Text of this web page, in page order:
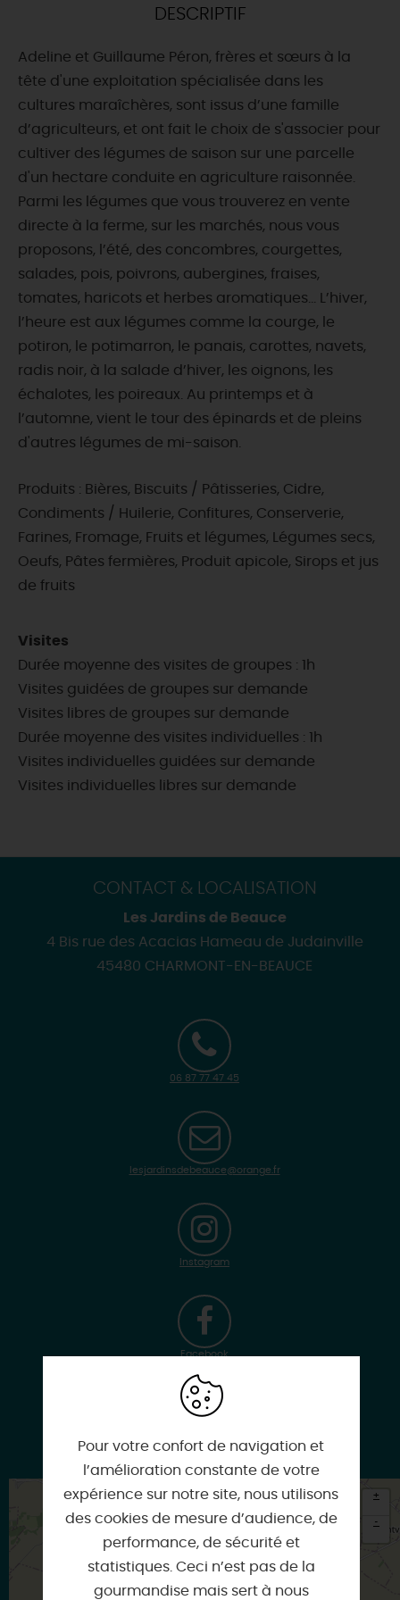
CE WEEK-END
TOUT L'AGENDA
DESCRIPTIF
Adeline et Guillaume Péron, frères et sœurs à la
tête d'une exploitation spécialisée dans les
cultures maraîchères, sont issus d’une famille
d’agriculteurs, et ont fait le choix de s'associer pour
cultiver des légumes de saison sur une parcelle
d'un hectare conduite en agriculture raisonnée.
Parmi les légumes que vous trouverez en vente
directe à la ferme, sur les marchés, nous vous
proposons, l’été, des concombres, courgettes,
salades, pois, poivrons, aubergines, fraises,
tomates, haricots et herbes aromatiques… L’hiver,
l’heure est aux légumes comme la courge, le
potiron, le potimarron, le panais, carottes, navets,
radis noir, à la salade d’hiver, les oignons, les
échalotes, les poireaux. Au printemps et à
l’automne, vient le tour des épinards et de pleins
d'autres légumes de mi-saison.
Produits : Bières, Biscuits / Pâtisseries, Cidre,
Condiments / Huilerie, Confitures, Conserverie,
Farines, Fromage, Fruits et légumes, Légumes secs,
Oeufs, Pâtes fermières, Produit apicole, Sirops et jus
de fruits
Visites
Durée moyenne des visites de groupes : 1h
Visites guidées de groupes sur demande
Visites libres de groupes sur demande
Durée moyenne des visites individuelles : 1h
Visites individuelles guidées sur demande
Visites individuelles libres sur demande
CONTACT & LOCALISATION
Les Jardins de Beauce
4 Bis rue des Acacias Hameau de Judainville
45480 CHARMONT-EN-BEAUCE
06 87 77 47 45
lesjardinsdebeauce@orange.fr
Instagram
Facebook
Google
Itinéraire vers
+
-
Pour votre confort de navigation et
l’amélioration constante de votre
expérience sur notre site, nous utilisons
des cookies de mesure d’audience, de
performance, de sécurité et
statistiques. Ceci n’est pas de la
gourmandise mais sert à nous